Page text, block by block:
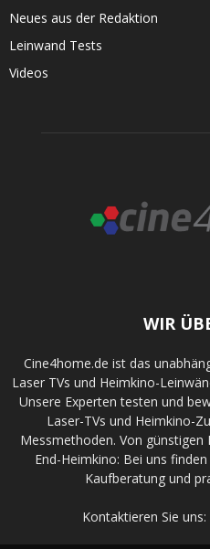
Neues aus der Redaktion
Leinwand Tests
Videos
WIR
Cine4home.de ist das
Laser TVs und Heimkino-
Unsere Experten testen und
Laser-TVs und Heimkino-
Messmethoden. Von günstigen
End-Heimkino: Bei uns
Kaufberatung und
Kontaktieren Sie uns: